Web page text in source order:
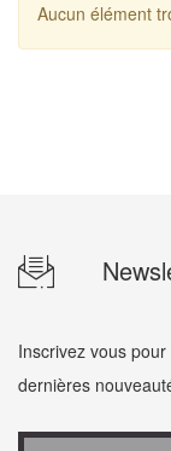
Aucun élément
Inscrivez vous
dernières